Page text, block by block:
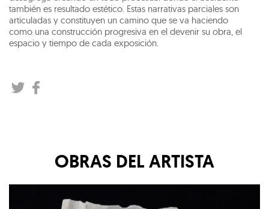
también es resultado estético. Estas narrativas parciales son
articuladas y constituyen un camino que se va haciendo
como una construcción progresiva en el devenir su obra, el
espacio y tiempo de cada exposición.
OBRAS DEL ARTISTA